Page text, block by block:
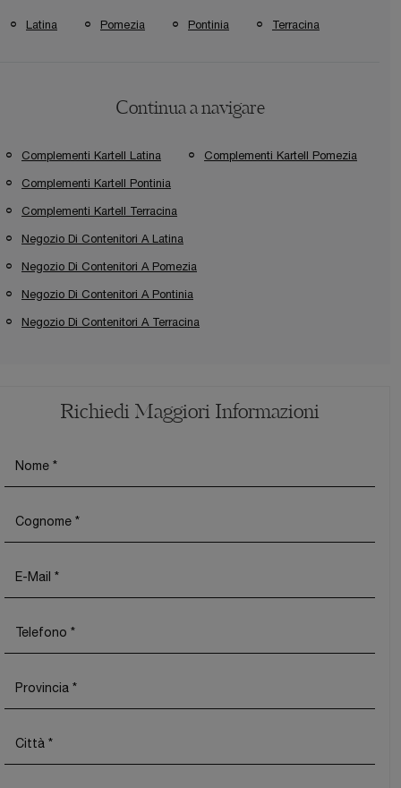
Latina Pomezia Pontinia Terracina
Continua a navigare
Complementi Kartell Latina Complementi Kartell Pomezia
Complementi Kartell Pontinia
Complementi Kartell Terracina
Negozio Di Contenitori A Latina
Negozio Di Contenitori A Pomezia
Negozio Di Contenitori A Pontinia
Negozio Di Contenitori A Terracina
Richiedi Maggiori Informazioni